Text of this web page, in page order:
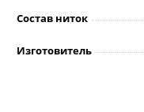
Состав ниток
Изготовитель